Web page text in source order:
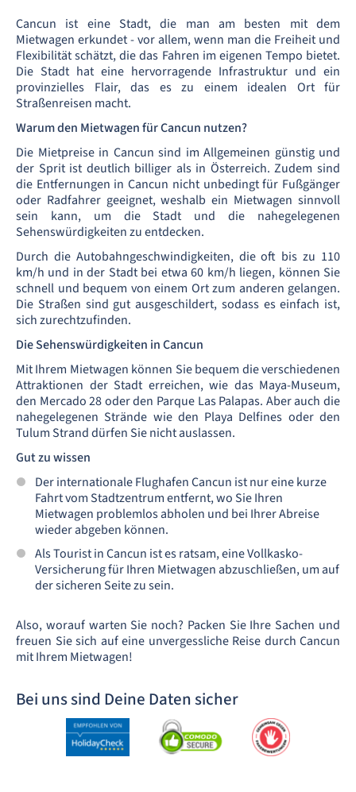
Cancun ist eine Stadt, die man am besten mit dem
Mietwagen erkundet - vor allem, wenn man die Freiheit und
Flexibilität schätzt, die das Fahren im eigenen Tempo bietet.
Die Stadt hat eine hervorragende Infrastruktur und ein
provinzielles Flair, das es zu einem idealen Ort für
Straßenreisen macht.
Warum den Mietwagen für Cancun nutzen?
Die Mietpreise in Cancun sind im Allgemeinen günstig und
der Sprit ist deutlich billiger als in Österreich. Zudem sind
die Entfernungen in Cancun nicht unbedingt für Fußgänger
oder Radfahrer geeignet, weshalb ein Mietwagen sinnvoll
sein kann, um die Stadt und die nahegelegenen
Sehenswürdigkeiten zu entdecken.
Durch die Autobahngeschwindigkeiten, die oft bis zu 110
km/h und in der Stadt bei etwa 60 km/h liegen, können Sie
schnell und bequem von einem Ort zum anderen gelangen.
Die Straßen sind gut ausgeschildert, sodass es einfach ist,
sich zurechtzufinden.
Die Sehenswürdigkeiten in Cancun
Mit Ihrem Mietwagen können Sie bequem die verschiedenen
Attraktionen der Stadt erreichen, wie das Maya-Museum,
den Mercado 28 oder den Parque Las Palapas. Aber auch die
nahegelegenen Strände wie den Playa Delfines oder den
Tulum Strand dürfen Sie nicht auslassen.
Gut zu wissen
Der internationale Flughafen Cancun ist nur eine kurze
Fahrt vom Stadtzentrum entfernt, wo Sie Ihren
Mietwagen problemlos abholen und bei Ihrer Abreise
wieder abgeben können.
Als Tourist in Cancun ist es ratsam, eine Vollkasko-
Versicherung für Ihren Mietwagen abzuschließen, um auf
der sicheren Seite zu sein.
Also, worauf warten Sie noch? Packen Sie Ihre Sachen und
freuen Sie sich auf eine unvergessliche Reise durch Cancun
mit Ihrem Mietwagen!
Bei uns sind Deine Daten sicher